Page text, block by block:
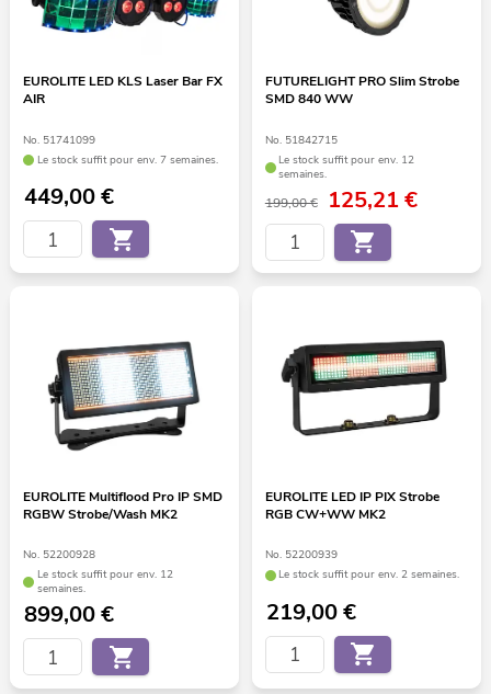
EUROLITE LED KLS Laser Bar FX
AIR
No. 51741099
Le stock suffit pour env. 7 semaines.
449,00€
FUTURELIGHT PRO Slim Strobe
SMD 840 WW
No. 51842715
Le stock suffit pour env. 12
semaines.
199,00 € 125,21€
EUROLITE Multiflood Pro IP SMD
RGBW Strobe/Wash MK2
No. 52200928
Le stock suffit pour env. 12
semaines.
899,00€
EUROLITE LED IP PIX Strobe
RGB CW+WW MK2
No. 52200939
Le stock suffit pour env. 2 semaines.
219,00€